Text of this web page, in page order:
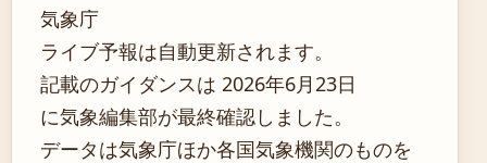
気象庁
ライブ予報は自動更新されます。
記載のガイダンスは 2026年6月23日
に気象編集部が最終確認しました。
データは気象庁ほか各国気象機関のものを